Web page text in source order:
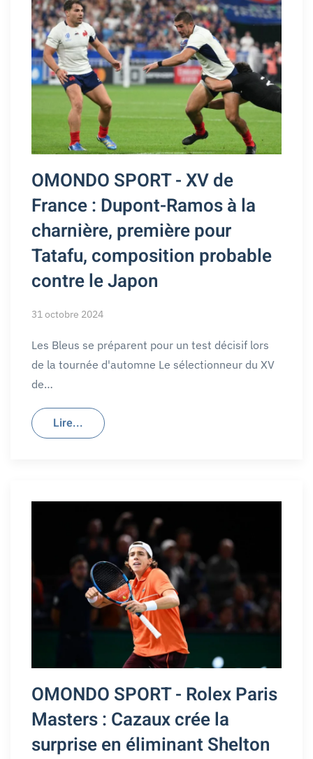
OMONDO SPORT - XV de
France : Dupont-Ramos à la
charnière, première pour
Tatafu, composition probable
contre le Japon
31 octobre 2024
Les Bleus se préparent pour un test décisif lors
de la tournée d'automne Le sélectionneur du XV
de…
Lire...
OMONDO SPORT - Rolex Paris
Masters : Cazaux crée la
surprise en éliminant Shelton